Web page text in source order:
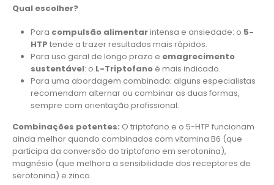
Qual escolher?
Para compulsão alimentarintensa e ansiedade: o 5-
HTP tende a trazer resultados mais rápidos.
Para uso geral de longo prazo e emagrecimento
sustentável: o L-Triptofanoé mais indicado.
Para uma abordagem combinada: alguns especialistas
recomendam alternar ou combinar as duas formas,
sempre com orientação profissional.
Combinações potentes: O triptofano e o 5-HTP funcionam
ainda melhor quando combinados com vitamina B6 (que
participa da conversão do triptofano em serotonina),
magnésio (que melhora a sensibilidade dos receptores de
serotonina) e zinco.